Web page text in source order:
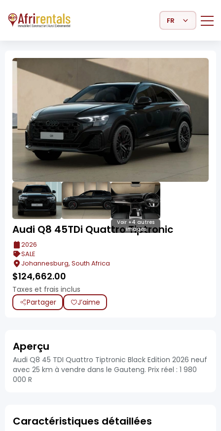
Select Language
Voir +4 autres
images
Audi Q8 45TDi Quattro Tiptronic
2026
SALE
Johannesburg, South Africa
$124,662.00
Taxes et frais inclus
Partager
J’aime
Aperçu
Audi Q8 45 TDI Quattro Tiptronic Black Edition 2026 neuf
avec 25 km à vendre dans le Gauteng. Prix réel : 1 980
000 R
Caractéristiques détaillées